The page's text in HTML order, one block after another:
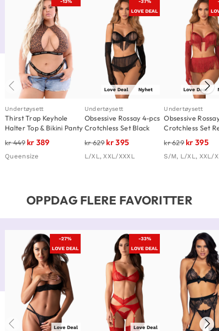
Undertøysett
Thirst Trap Keyhole
Halter Top & Bikini Panty
kr449 kr 389
Queensize
LOVE DEAL
Nyhet
Love Deal
Undertøysett
Obsessive Rossay 4-pcs
Crotchless Set Black
kr629kr395
L/XL, XXL/XXXL
Love Deal
Undertøysett
Obsessive
Crotchless Set
kr629 kr 395
S/M, L/XL, XXL/
OPPDAG FLERE FAVORITTER
-27%
LOVE DEAL
Love Deal
-33%
LOVE DEAL
Love Deal